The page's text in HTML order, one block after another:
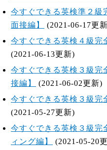
今すぐできる英検準２級
面接編】
(2021-06-17更
今すぐできる英検４級完
(2021-06-13更新)
今すぐできる英検３級完
接編】
(2021-06-02更新)
今すぐできる英検３級完
(2021-05-27更新)
今すぐできる英検３級完
ィング編】
(2021-05-20